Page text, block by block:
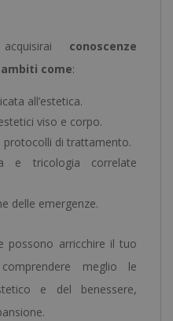
conoscenze
come:
all’estetica.
viso e corpo.
protocolli di trattamento.
e tricologia correlate
delle emergenze.
possono arricchire il tuo
meglio le
e del benessere,